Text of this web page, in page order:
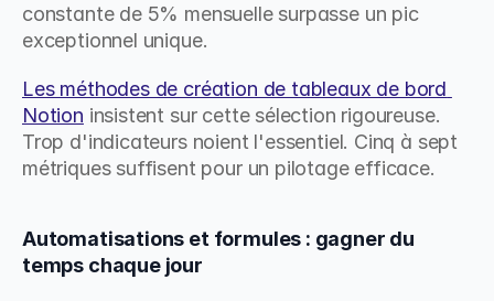
constante de 5% mensuelle surpasse un pic
exceptionnel unique.
Les méthodes de création de tableaux de bord
Notion insistent sur cette sélection rigoureuse.
Trop d'indicateurs noient l'essentiel. Cinq à sept
métriques suffisent pour un pilotage efficace.
Automatisations et formules : gagner du
temps chaque jour